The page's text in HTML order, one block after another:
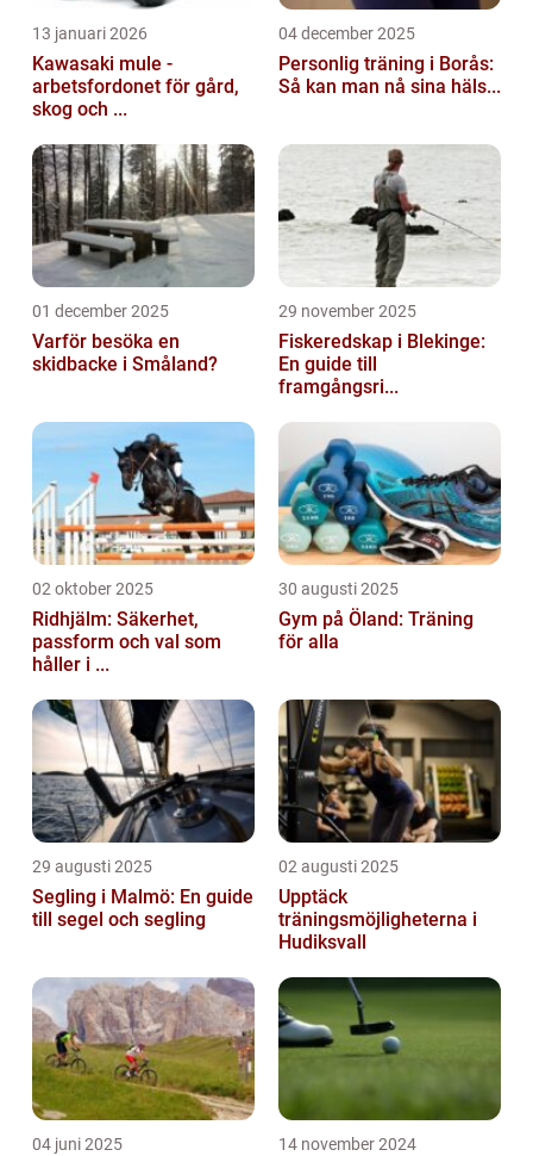
13 januari 2026
Kawasaki mule -
arbetsfordonet för gård,
skog och ...
04 december 2025
Personlig träning i Borås:
Så kan man nå sina häls...
01 december 2025
Varför besöka en
skidbacke i Småland?
29 november 2025
Fiskeredskap i Blekinge:
En guide till
framgångsri...
02 oktober 2025
Ridhjälm: Säkerhet,
passform och val som
håller i ...
30 augusti 2025
Gym på Öland: Träning
för alla
29 augusti 2025
Segling i Malmö: En guide
till segel och segling
02 augusti 2025
Upptäck
träningsmöjligheterna i
Hudiksvall
04 juni 2025 14 november 2024